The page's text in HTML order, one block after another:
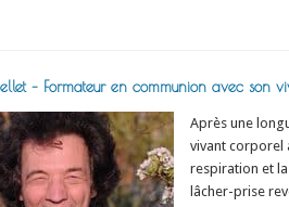
– Formateur en communion avec son
Après une
vivant corporel
respiration et
lâcher-prise